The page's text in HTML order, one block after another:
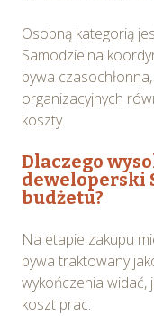
Osobną kategorią
Samodzielna
bywa
organizacyjnych
koszty.
Dlaczego
deweloperski
budżetu?
Na etapie zakupu
bywa traktowany
wykończenia widać,
koszt prac.